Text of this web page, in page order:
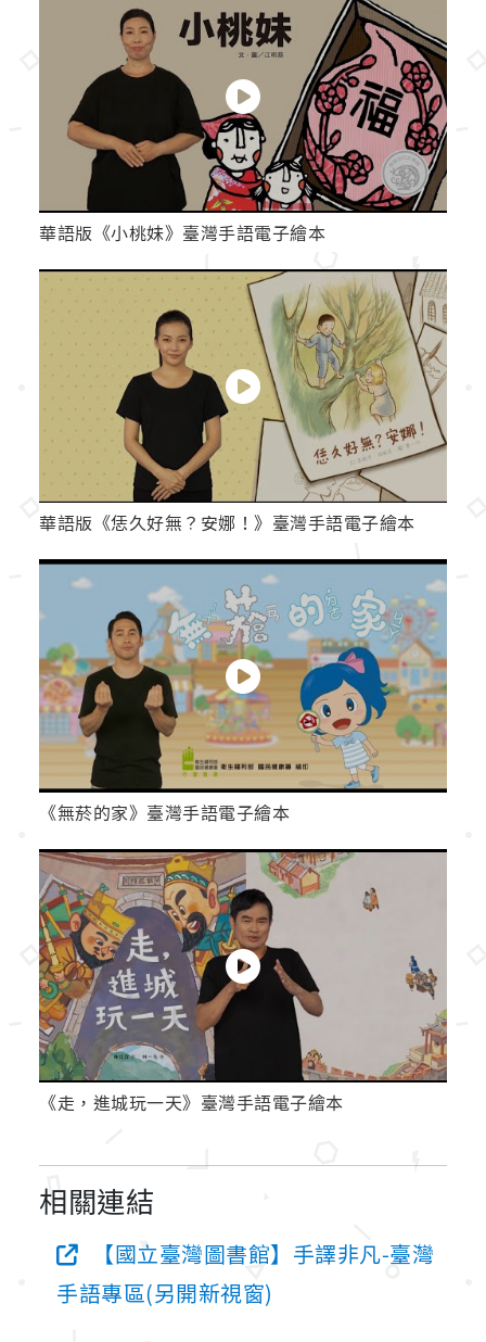
華語版《小桃妹》臺灣手語電子繪本
華語版《恁久好無？安娜！》臺灣手語電子繪本
《無菸的家》臺灣手語電子繪本
《走，進城玩一天》臺灣手語電子繪本
相關連結
【國立臺灣圖書館】手譯非凡-臺灣
手語專區(另開新視窗)